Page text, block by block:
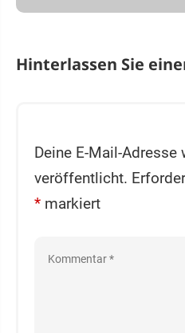
Hinterlassen Sie
Deine E-Mail-Adresse
veröffentlicht.
* markiert